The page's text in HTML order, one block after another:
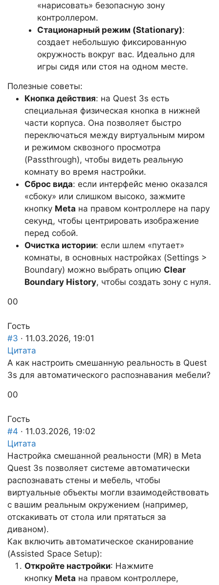
«нарисовать» безопасную зону
контроллером.
Стационарный режим (Stationary):
создает небольшую фиксированную
окружность вокруг вас. Идеально для
игры сидя или стоя на одном месте.
Полезные советы:
Кнопка действия: на Quest 3s есть
специальная физическая кнопка в нижней
части корпуса. Она позволяет быстро
переключаться между виртуальным миром
и режимом сквозного просмотра
(Passthrough), чтобы видеть реальную
комнату во время настройки.
Сброс вида: если интерфейс меню оказался
«сбоку» или слишком высоко, зажмите
кнопку Meta на правом контроллере на пару
секунд, чтобы центрировать изображение
перед собой.
Очистка истории: если шлем «путает»
комнаты, в основных настройках (Settings >
Boundary) можно выбрать опцию Clear
Boundary History, чтобы создать зону с нуля.
Голосуйте
палец
вниз.
0Голосуйте
палец
вверх.
0
Гость
#3 · 11.03.2026, 19:01
Цитата
А как настроить смешанную реальность в Quest
3s для автоматического распознавания мебели?
Голосуйте
палец
вниз.
0Голосуйте
палец
вверх.
0
Гость
#4 · 11.03.2026, 19:02
Цитата
Настройка смешанной реальности (MR) в Meta
Quest 3s позволяет системе автоматически
распознавать стены и мебель, чтобы
виртуальные объекты могли взаимодействовать
с вашим реальным окружением (например,
отскакивать от стола или прятаться за
диваном).
Как включить автоматическое сканирование
(Assisted Space Setup):
Откройте настройки: Нажмите
кнопку Meta на правом контроллере,